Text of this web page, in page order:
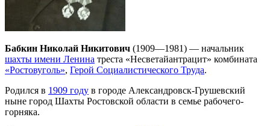
Бабкин Николай Никитович (1909—1981) — начальник
шахты имени Ленина треста «Несветайантрацит» комбината
«Ростовуголь», Герой Социалистического Труда.
Родился в 1909 году в городе Александровск-Грушевский
ныне город Шахты Ростовской области в семье рабочего-
горняка.